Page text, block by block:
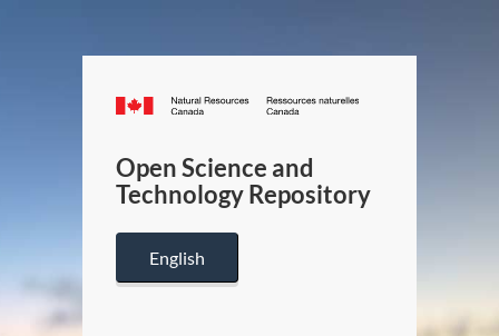
Canada.ca
/
Canada
Open Science and
Technology Repository
English